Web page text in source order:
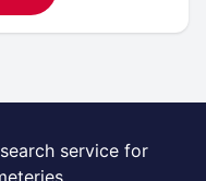
service for